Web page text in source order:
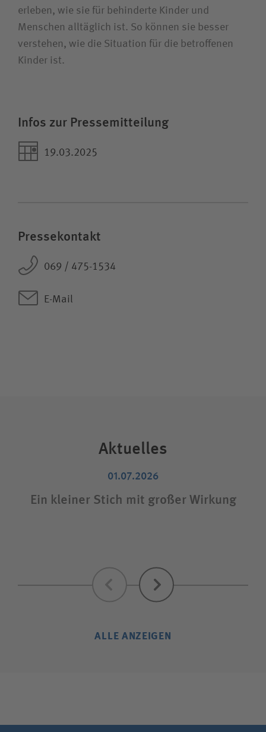
erleben, wie sie für behinderte Kinder und
Menschen alltäglich ist. So können sie besser
verstehen, wie die Situation für die betroffenen
Kinder ist.
Infos zur Pressemitteilung
19.03.2025
Pressekontakt
069 / 475-1534
E-Mail
Aktuelles
01.07.2026
Ein kleiner Stich mit großer Wirkung
Zurück Weiter
ALLE ANZEIGEN